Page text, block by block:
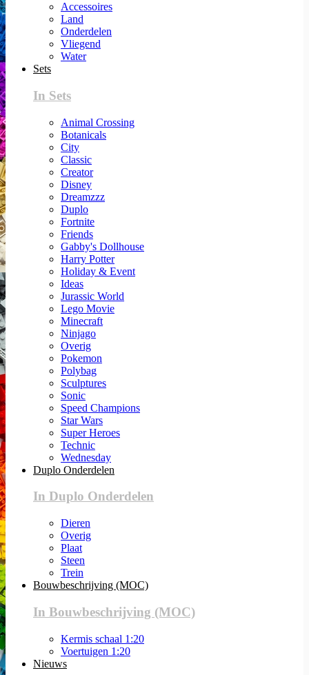
Accessoires
Land
Onderdelen
Vliegend
Water
Sets
In Sets
Animal Crossing
Botanicals
City
Classic
Creator
Disney
Dreamzzz
Duplo
Fortnite
Friends
Gabby's Dollhouse
Harry Potter
Holiday & Event
Ideas
Jurassic World
Lego Movie
Minecraft
Ninjago
Overig
Pokemon
Polybag
Sculptures
Sonic
Speed Champions
Star Wars
Super Heroes
Technic
Wednesday
Duplo Onderdelen
In Duplo Onderdelen
Dieren
Overig
Plaat
Steen
Trein
Bouwbeschrijving (MOC)
In Bouwbeschrijving (MOC)
Kermis schaal 1:20
Voertuigen 1:20
Nieuws